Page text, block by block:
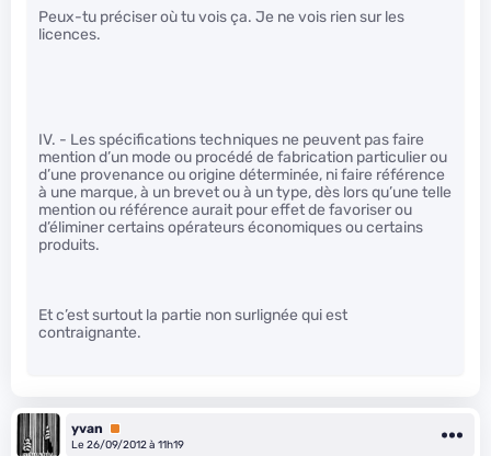
Peux-tu préciser où tu vois ça. Je ne vois rien sur les
licences.
IV. - Les spécifications techniques ne peuvent pas faire
mention d’un mode ou procédé de fabrication particulier ou
d’une provenance ou origine déterminée, ni faire référence
à une marque, à un brevet ou à un type, dès lors qu’une telle
mention ou référence aurait pour effet de favoriser ou
d’éliminer certains opérateurs économiques ou certains
produits.
Et c’est surtout la partie non surlignée qui est
contraignante.
yvan
Premium
Le 26/09/2012 à 11h19